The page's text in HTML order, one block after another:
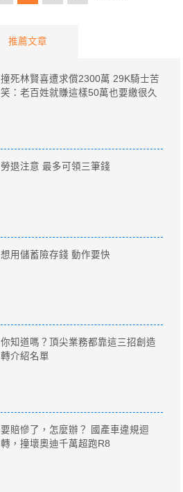
推薦文章
撞死林賢喜遭求償2300萬 29K騎士苦
笑：老百姓就賺這樣50萬也要繳很久
勞退注意 最多可領三筆錢
想用儲蓄險存錢 動作要快
你知道嗎？頂尖業務都靠這三招創造
轉介紹名單
要賠慘了，怎麼辦？ 國產車違規迴
轉，撞壞奧迪千萬超跑R8